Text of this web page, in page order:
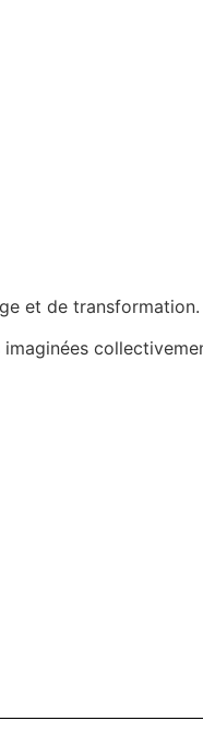
et de